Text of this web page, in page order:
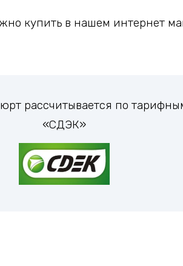
купить в нашем интернет
рассчитывается по
«СДЭК»